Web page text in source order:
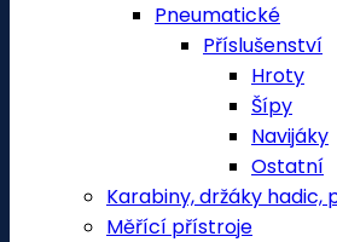
Pneumatické
Příslušenství
Hroty
Šípy
Navijáky
Ostatní
Karabiny, držáky hadic,
Měřící přístroje